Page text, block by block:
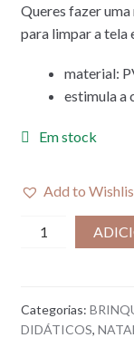
Queres fazer
para limpar a tela
material:
estimula a
Em stock
Add to
Quantidade
I
TIGER
Categorias:
DIDÁTICOS, NATAL